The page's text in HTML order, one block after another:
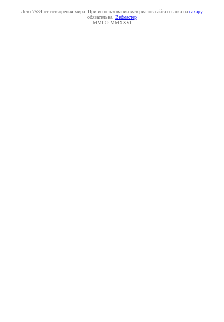
Лето 7534 от сотворения мира. При использовании материалов сайта ссылка на caxapу
обязательна. Вебмастер
MMI © MMXXVI